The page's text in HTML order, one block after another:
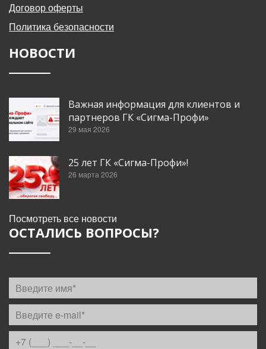
Договор оферты
Политика безопасности
НОВОСТИ
Важная информация для клиентов и
партнеров ГК «Сигма-Профи»
29 мая 2026
25 лет ГК «Сигма-Профи»!
26 марта 2026
Посмотреть все новости
ОСТАЛИСЬ ВОПРОСЫ?